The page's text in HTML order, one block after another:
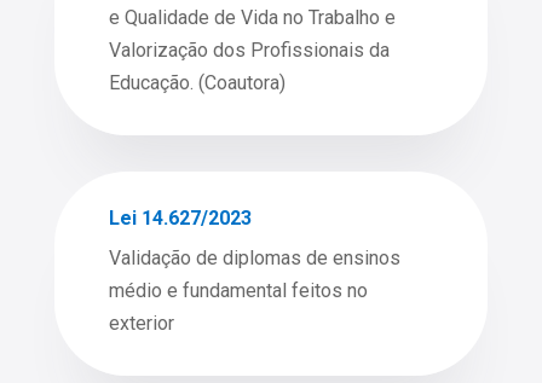
e Qualidade de Vida no Trabalho e
Valorização dos Profissionais da
Educação. (Coautora)
Lei 14.627/2023
Validação de diplomas de ensinos
médio e fundamental feitos no
exterior